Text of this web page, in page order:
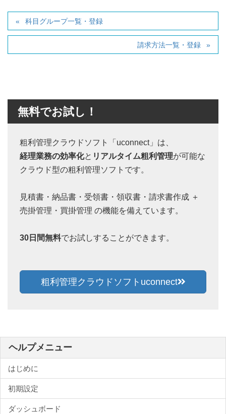
科目グループ一覧・登録
請求方法一覧・登録
無料でお試し！
粗利管理クラウドソフト「uconnect」は、
経理業務の効率化と リアルタイム粗利管理が可能な
クラウド型の粗利管理ソフトです。
見積書・納品書・受領書・領収書・請求書作成 ＋
売掛管理・買掛管理 の機能を備えています。
30日間無料でお試しすることができます。
粗利管理クラウドソフトuconnect
ヘルプメニュー
はじめに
初期設定
ダッシュボード